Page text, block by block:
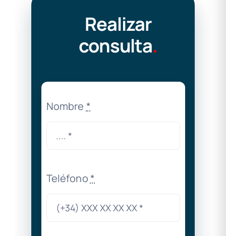
Realizar
consulta.
Nombre *
Teléfono*